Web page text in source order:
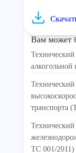
Вам может
Технический
транспорта
ТС 001/2011)